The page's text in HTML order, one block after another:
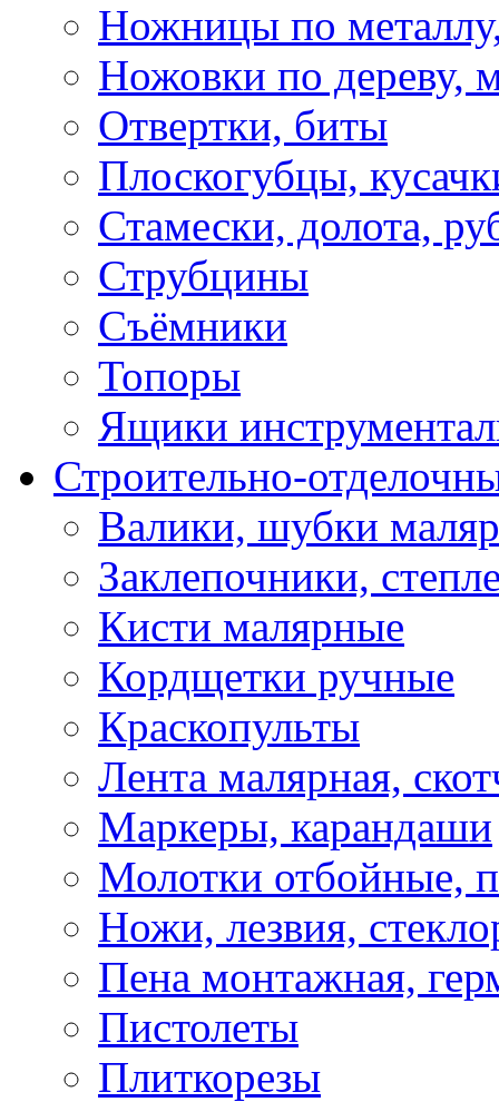
Ножницы по
Ножовки по дереву,
Отвертки, биты
Плоскогубцы,
Стамески, долота,
Струбцины
Съёмники
Топоры
Ящики
Строительно-
Валики, шубки
Заклепочники,
Кисти малярные
Кордщетки ручные
Краскопульты
Лента малярная,
Маркеры, карандаши
Молотки отбойные,
Ножи, лезвия,
Пена монтажная,
Пистолеты
Плиткорезы